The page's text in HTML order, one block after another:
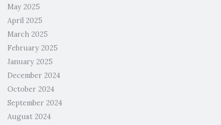
May 2025
April 2025
March 2025
February 2025
January 2025
December 2024
October 2024
September 2024
August 2024